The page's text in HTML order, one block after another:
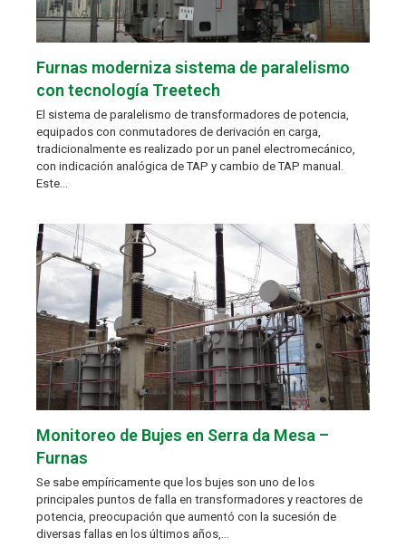
Furnas moderniza sistema de paralelismo
con tecnología Treetech
El sistema de paralelismo de transformadores de potencia,
equipados con conmutadores de derivación en carga,
tradicionalmente es realizado por un panel electromecánico,
con indicación analógica de TAP y cambio de TAP manual.
Este…
Monitoreo de Bujes en Serra da Mesa –
Furnas
Se sabe empíricamente que los bujes son uno de los
principales puntos de falla en transformadores y reactores de
potencia, preocupación que aumentó con la sucesión de
diversas fallas en los últimos años,…